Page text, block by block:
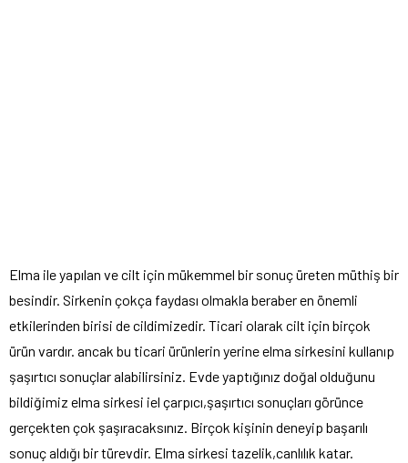
Elma ile yapılan ve cilt için mükemmel bir sonuç üreten müthiş bir
besindir. Sirkenin çokça faydası olmakla beraber en önemli
etkilerinden birisi de cildimizedir. Ticari olarak cilt için birçok
ürün vardır. ancak bu ticari ürünlerin yerine elma sirkesini kullanıp
şaşırtıcı sonuçlar alabilirsiniz. Evde yaptığınız doğal olduğunu
bildiğimiz elma sirkesi iel çarpıcı,şaşırtıcı sonuçları görünce
gerçekten çok şaşıracaksınız. Birçok kişinin deneyip başarılı
sonuç aldığı bir türevdir. Elma sirkesi tazelik,canlılık katar.